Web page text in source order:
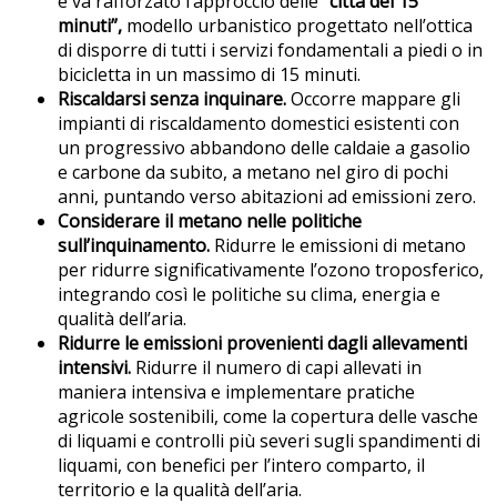
minuti”, modello urbanistico progettato nell’ottica
di disporre di tutti i servizi fondamentali a piedi o in
bicicletta in un massimo di 15 minuti.
Riscaldarsi senza inquinare.Occorre mappare gli
impianti di riscaldamento domestici esistenti con
un progressivo abbandono delle caldaie a gasolio
e carbone da subito, a metano nel giro di pochi
anni, puntando verso abitazioni ad emissioni zero.
Considerare il metano nelle politiche
sull’inquinamento. Ridurre le emissioni di metano
per ridurre significativamente l’ozono troposferico,
integrando così le politiche su clima, energia e
qualità dell’aria.
Ridurre le emissioni provenienti dagli allevamenti
intensivi. Ridurre il numero di capi allevati in
maniera intensiva e implementare pratiche
agricole sostenibili, come la copertura delle vasche
di liquami e controlli più severi sugli spandimenti di
liquami, con benefici per l’intero comparto, il
territorio e la qualità dell’aria.